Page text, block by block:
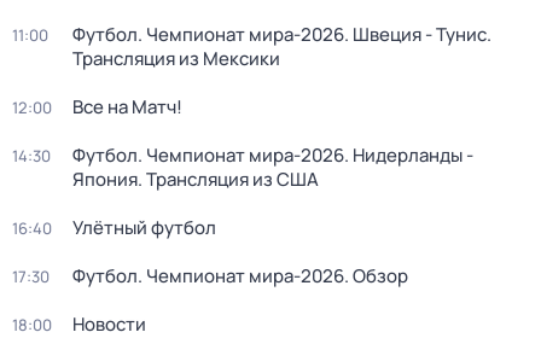
11:00
Футбол. Чемпионат мира-2026. Швеция - Тунис.
Трансляция из Мексики
12:00 Все на Матч!
14:30
Футбол. Чемпионат мира-2026. Нидерланды -
Япония. Трансляция из США
16:40 Улётный футбол
17:30 Футбол. Чемпионат мира-2026. Обзор
18:00 Новости